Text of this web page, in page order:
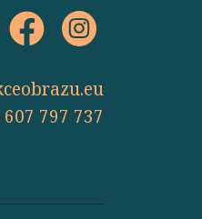
607 797 737